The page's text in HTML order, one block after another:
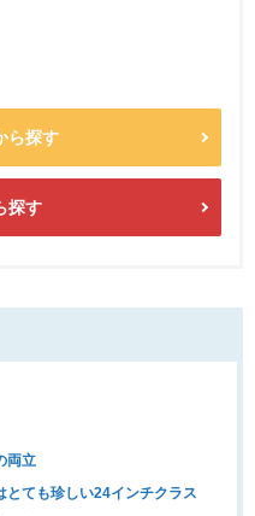
ら探す
探す
両立
とても珍しい24インチクラス